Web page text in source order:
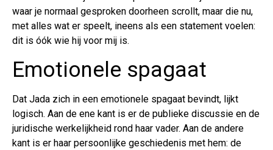
waar je normaal gesproken doorheen scrollt, maar die nu,
met alles wat er speelt, ineens als een statement voelen:
dit is óók wie hij voor mij is.
Emotionele spagaat
Dat Jada zich in een emotionele spagaat bevindt, lijkt
logisch. Aan de ene kant is er de publieke discussie en de
juridische werkelijkheid rond haar vader. Aan de andere
kant is er haar persoonlijke geschiedenis met hem: de